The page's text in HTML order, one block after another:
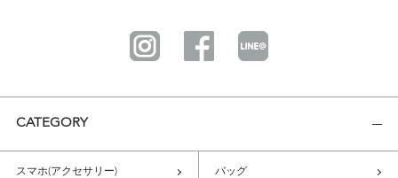
CATEGORY
スマホ(アクセサリー) バッグ